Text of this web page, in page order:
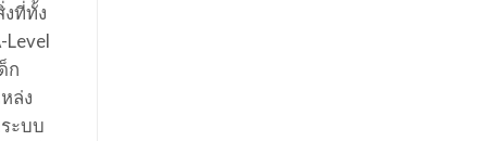
ที่ทั้ง
Level
ก
ล่ง
ะบบ